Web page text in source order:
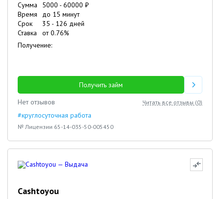
Сумма 5000 - 60000 ₽
Время
до 15 минут
Срок
35 - 126 дней
Ставка
от0.76%
Получение:
Получить займ
Нет отзывов
Читать все отзывы (0)
#круглосуточная работа
№ Лицензии 65-14-035-50-005450
Cashtoyou